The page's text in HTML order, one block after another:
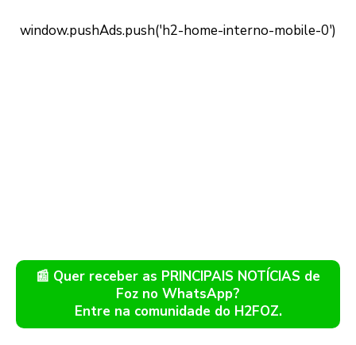
📰 Quer receber as PRINCIPAIS NOTÍCIAS de
Foz no WhatsApp?
Entre na comunidade do H2FOZ.